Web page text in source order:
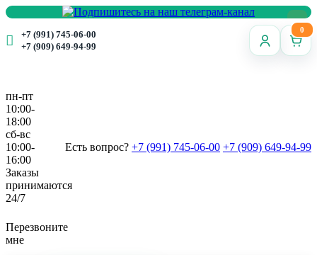
+7 (991) 745-06-00
+7 (909) 649-94-99
0
пн-пт
10:00-
18:00
сб-вс
10:00-
16:00
Заказы
принимаются
24/7
Есть вопрос? +7 (991) 745-06-00 +7 (909) 649-94-99
Перезвоните
мне